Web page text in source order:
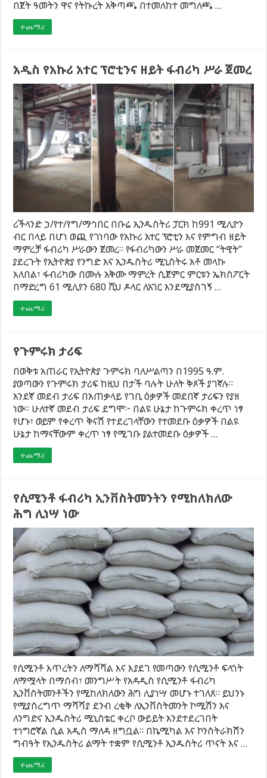
በጀት ዓመትን ዋና የትኩረት አቅጣጫ በተመለከተ መግለጫ …
ተጨማሪ
አዲስ የአኩሪ አተር ፕሮቲንና ዘይት ፋብሪካ ሥራ ጀመረ
ሪችላንድ ኃ/የተ/የግ/ማኅበር በቡሬ ኢንዱስትሪ ፓርክ ከ991 ሚሊዮን
ብር በላይ በሆነ ወጪ የገነባው የአኩሪ አተር ፕሮቲን እና የምግብ ዘይት
ማምረቻ ፋብሪካ ሥራውን ጀመረ። የፋብሪካውን ሥራ መጀመር “ትዊት”
ያደረጉት የኢትዮጵያ የንግድ እና ኢንዱስትሪ ሚኒስትሩ አቶ መላኩ
አለበል፣ ፋብሪካው በሙሉ አቅሙ ማምረት ሲጀምር ምርቱን ኤክስፖርት
በማድረግ 61 ሚሊየን 680 ሺህ ዶላር ለአገር እንደሚያስገኝ …
ተጨማሪ
የጉምሩክ ታሪፍ
በወቅቱ አጠራር የኢትዮጵያ ጉምሩክ ባለሥልጣን በ1995 ዓ.ም.
ያወጣውን የጉምሩክ ታሪፍ ከዚህ በታች ባሉት ሁለት ቅጾች ያገኛሉ።
አንደኛ መደብ ታሪፍ በአጠቃላይ የገቢ ዕቃዎች መደበኛ ታሪፍን የያዘ
ነው። ሁለተኛ መደብ ታሪፍ ደግሞ፦ በልዩ ሁኔታ ከጉምሩክ ቀረጥ ነፃ
የሆኑ፣ ወይም የቀረጥ ቅናሽ የተደረገላቸውን የተመደቡ ዕቃዎች በልዩ
ሁኔታ ከማናቸውም ቀረጥ ነፃ የሚገቡ ያልተመደቡ ዕቃዎች …
ተጨማሪ
የሲሚንቶ ፋብሪካ ኢንቨስትመንትን የሚከለክለው
ሕግ ሊነሣ ነው
የሲሚንቶ እጥረትን ለማሻሻል እና እያደገ የመጣውን የሲሚንቶ ፍላጎት
ለማሟላት በማሰብ፣ መንግሥት የአዳዲስ የሲሚንቶ ፋብሪካ
ኢንቨስትመንቶችን የሚከለክለውን ሕግ ሊያነሣ መሆኑ ተገለጸ። ይህንኑ
የሚያስረግጥ ማሻሻያ ደንብ ረቂቅ ለኢንቨስትመንት ኮሚሽን እና
ለንግድና ኢንዱስትሪ ሚኒስቴር ቀረቦ ውይይት እንደተደረገበት
ተነግሮኛል ሲል አዲስ ማለዳ ዘግቧል። በኬሚካል እና ኮንስትራክሽን
ግብዓት የኢንዱስትሪ ልማት ተቋም የሲሚንቶ ኢንዱስትሪ ጥናት እና …
ተጨማሪ